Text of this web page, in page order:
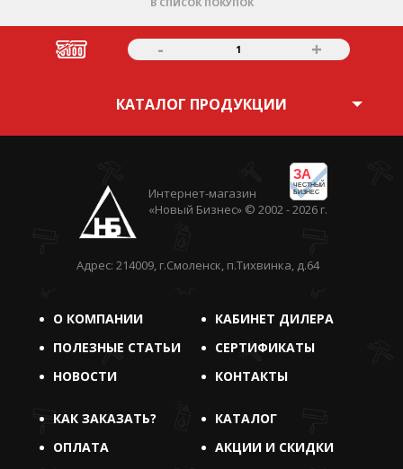
- 1 +
КАТАЛОГ ПРОДУКЦИИ
ЗА
ЧЕСТНЫЙ
БИЗНЕС
Интернет-магазин
«Новый Бизнес» © 2002 - 2026 г.
Адрес: 214009, г.Смоленск, п.Тихвинка, д.64
О КОМПАНИИ
КАБИНЕТ ДИЛЕРА
ПОЛЕЗНЫЕ СТАТЬИ
СЕРТИФИКАТЫ
НОВОСТИ
КОНТАКТЫ
КАК ЗАКАЗАТЬ?
КАТАЛОГ
ОПЛАТА
АКЦИИ И СКИДКИ